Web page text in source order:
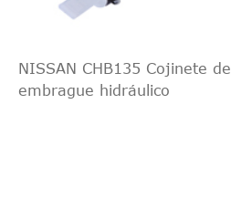
NISSAN CHB135 Cojinete de
embrague hidráulico